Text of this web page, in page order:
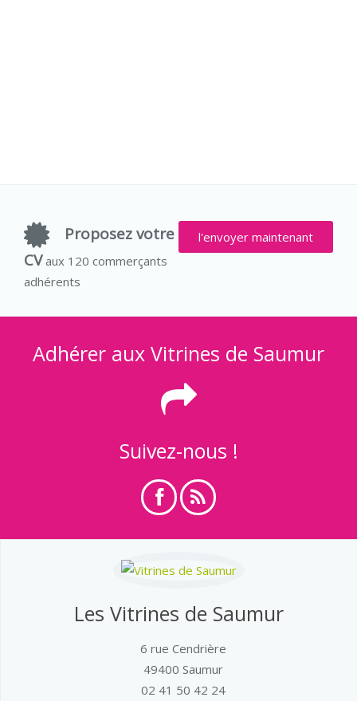
l'envoyer maintenant
Proposez votre
CVaux 120 commerçants
adhérents
Adhérer aux Vitrines de Saumur
Suivez-nous !
Les Vitrines de Saumur
6 rue Cendrière
49400 Saumur
02 41 50 42 24